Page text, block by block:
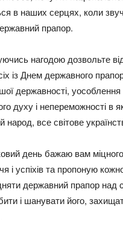
в наших серцях, коли
прапор.
нагодою дозвольте
із Днем державного
державності,
духу і непереможності в
народ, все світове
день бажаю вам
і успіхів та пропоную
державний прапор над
і шанувати його,